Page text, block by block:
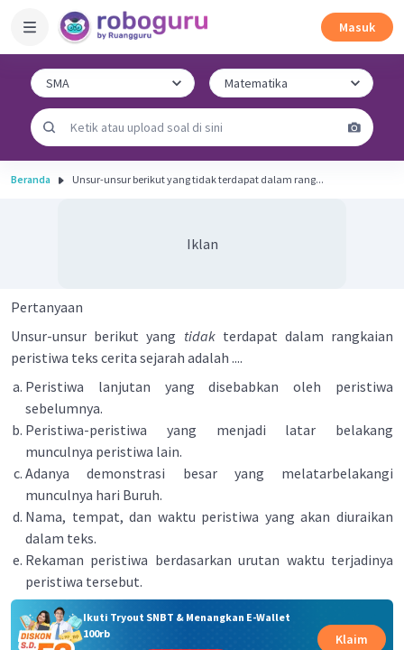
Masuk
Beranda Unsur-unsur berikut yang tidak terdapat dalam rang...
Iklan
Pertanyaan
Unsur-unsur berikut yang tidakterdapat dalam rangkaian
peristiwa teks cerita sejarah adalah ....
Peristiwa lanjutan yang disebabkan oleh peristiwa
sebelumnya.
Peristiwa-peristiwa yang menjadi latar belakang
munculnya peristiwa lain.
Adanya demonstrasi besar yang melatarbelakangi
munculnya hari Buruh.
Nama, tempat, dan waktu peristiwa yang akan diuraikan
dalam teks.
Rekaman peristiwa berdasarkan urutan waktu terjadinya
peristiwa tersebut.
Ikuti Tryout SNBT & Menangkan E-Wallet
100rb
Klaim